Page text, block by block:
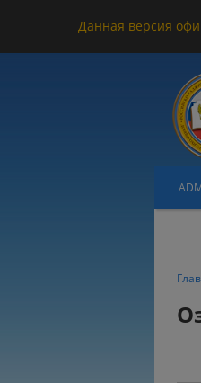
Данная версия